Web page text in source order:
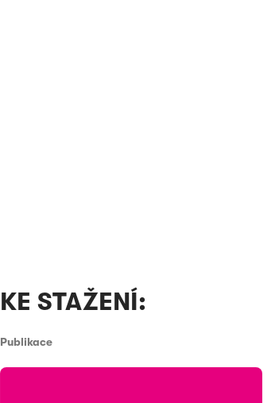
KE STAŽENÍ:
Publikace